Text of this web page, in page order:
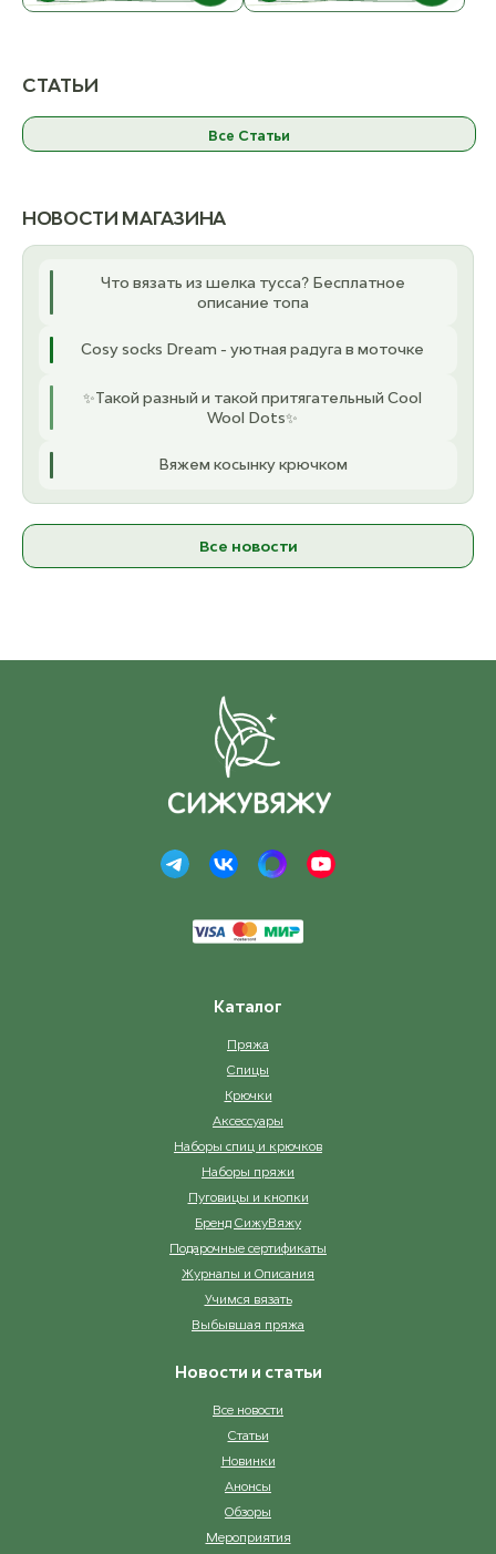
Сердечко 1 шт.
addiMaschenfix 6
шт. в блистере
ост. 3
СТАТЬИ
Все Статьи
НОВОСТИ МАГАЗИНА
Что вязать из шелка тусса? Бесплатное
описание топа
Cosy socks Dream - уютная радуга в моточке
✨Такой разный и такой притягательный Cool
Wool Dots✨
Вяжем косынку крючком
Все новости
Каталог
Пряжа
Спицы
Крючки
Аксессуары
Наборы спиц и крючков
Наборы пряжи
Пуговицы и кнопки
Бренд СижуВяжу
Подарочные сертификаты
Журналы и Описания
Учимся вязать
Выбывшая пряжа
Новости и статьи
Все новости
Статьи
Новинки
Анонсы
Обзоры
Мероприятия